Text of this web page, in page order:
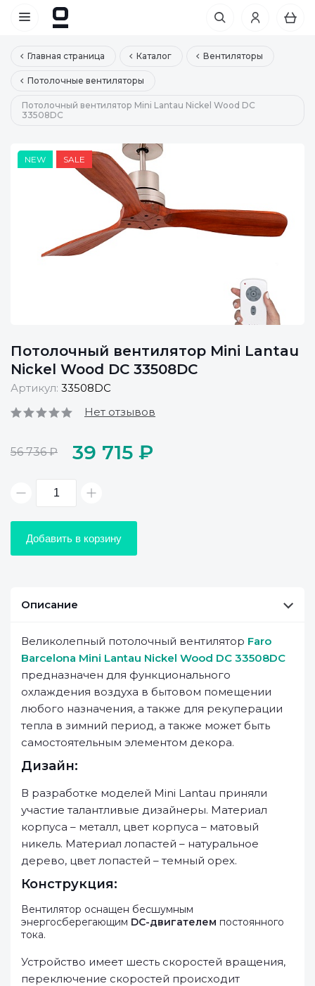
Главная страница Каталог Вентиляторы
Потолочные вентиляторы
Потолочный вентилятор Mini Lantau Nickel Wood DC
33508DC
NEW SALE
Потолочный вентилятор Mini Lantau
Nickel Wood DC 33508DC
Артикул: 33508DC
Нет отзывов
56 736 ₽ 39 715 ₽
Добавить в корзину
Описание
Великолепный потолочный вентилятор Faro
Barcelona Mini Lantau Nickel Wood DC 33508DC
предназначен для функционального
охлаждения воздуха в бытовом помещении
любого назначения, а также для рекуперации
тепла в зимний период, а также может быть
самостоятельным элементом декора.
Дизайн:
В разработке моделей Mini Lantau приняли
участие талантливые дизайнеры. Материал
корпуса – металл, цвет корпуса – матовый
никель. Материал лопастей – натуральное
дерево, цвет лопастей – темный орех.
Конструкция:
Вентилятор оснащен бесшумным
энергосберегающим DC-двигателем постоянного
тока.
Устройство имеет шесть скоростей вращения,
переключение скоростей происходит